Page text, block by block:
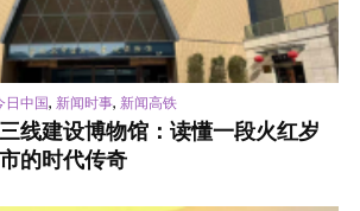
日中国, 新闻时事, 新闻高铁
线建设博物馆：读懂一段火红岁
的时代传奇